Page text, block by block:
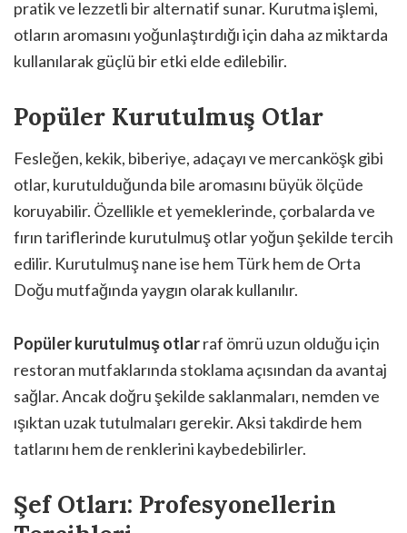
pratik ve lezzetli bir alternatif sunar. Kurutma işlemi,
otların aromasını yoğunlaştırdığı için daha az miktarda
kullanılarak güçlü bir etki elde edilebilir.
Popüler Kurutulmuş Otlar
Fesleğen, kekik, biberiye, adaçayı ve mercanköşk gibi
otlar, kurutulduğunda bile aromasını büyük ölçüde
koruyabilir. Özellikle et yemeklerinde, çorbalarda ve
fırın tariflerinde kurutulmuş otlar yoğun şekilde tercih
edilir. Kurutulmuş nane ise hem Türk hem de Orta
Doğu mutfağında yaygın olarak kullanılır.
Popüler kurutulmuş otlarraf ömrü uzun olduğu için
restoran mutfaklarında stoklama açısından da avantaj
sağlar. Ancak doğru şekilde saklanmaları, nemden ve
ışıktan uzak tutulmaları gerekir. Aksi takdirde hem
tatlarını hem de renklerini kaybedebilirler.
Şef Otları: Profesyonellerin